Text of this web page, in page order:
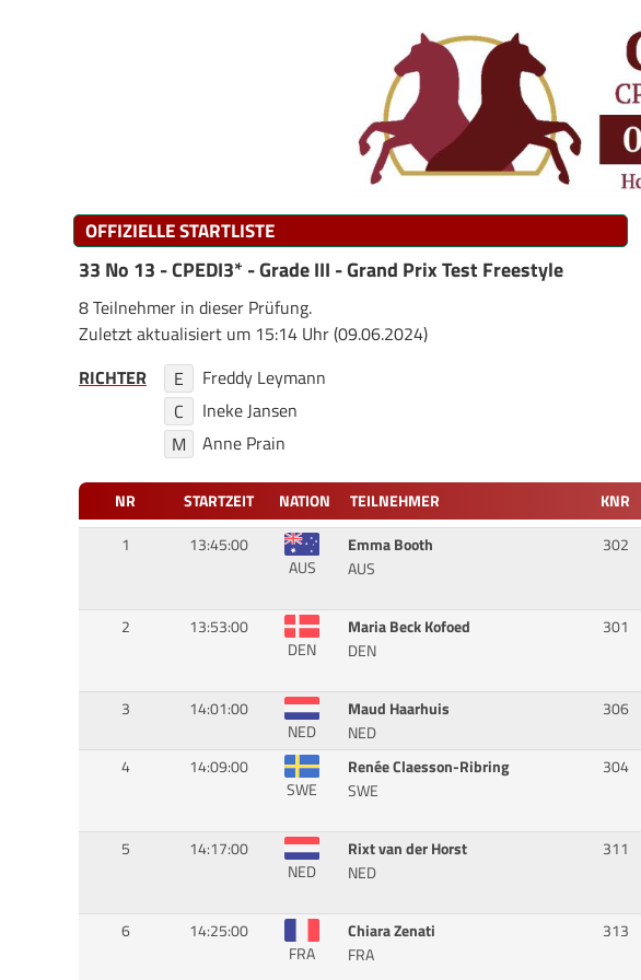
OFFIZIELLE STARTLISTE
33 No 13 - CPEDI3* - Grade III - Grand Prix Test Freestyle
8 Teilnehmer in dieser Prüfung.
Zuletzt aktualisiert um 15:14 Uhr (09.06.2024)
RICHTER
E
Freddy Leymann
C
Ineke Jansen
M
Anne Prain
NR STARTZEIT NATION TEILNEHMER KNR
1
13:45:00
AUS
Emma Booth
AUS
302
2
13:53:00
DEN
Maria Beck Kofoed
DEN
301
3
14:01:00
NED
Maud Haarhuis
NED
306
4
14:09:00
SWE
Renée Claesson-Ribring
SWE
304
5
14:17:00
NED
Rixt van der Horst
NED
311
6
14:25:00
FRA
Chiara Zenati
FRA
313